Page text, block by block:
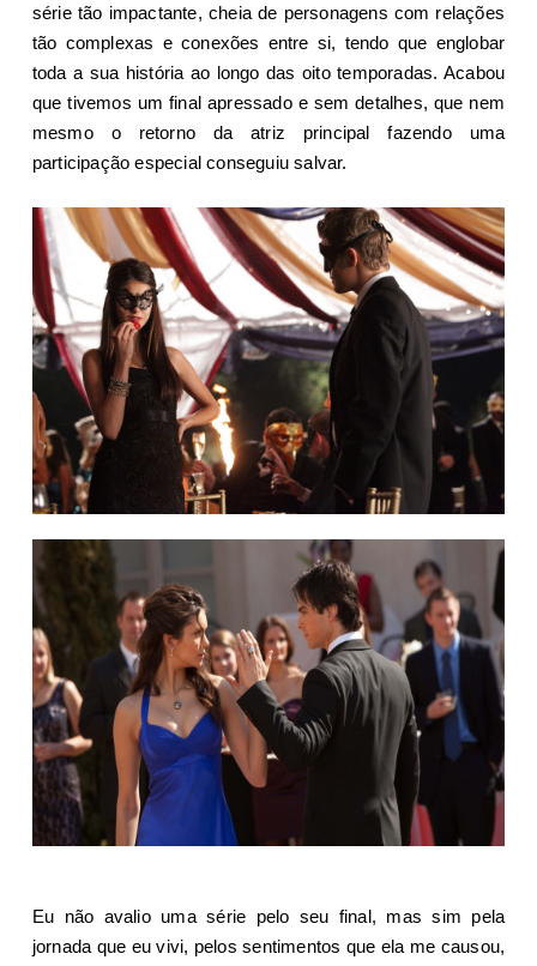
série tão impactante, cheia de personagens com relações
tão complexas e conexões entre si, tendo que englobar
toda a sua história ao longo das oito temporadas. Acabou
que tivemos um final apressado e sem detalhes, que nem
mesmo o retorno da atriz principal fazendo uma
participação especial conseguiu salvar.
Eu não avalio uma série pelo seu final, mas sim pela
jornada que eu vivi, pelos sentimentos que ela me causou,